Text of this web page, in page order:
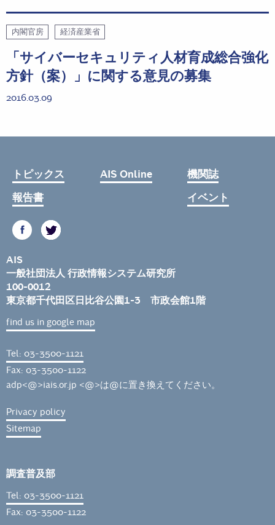
内閣官房 経済産業省
「サイバーセキュリティ人材育成総合強化
方針（案）」に関する意見の募集
2016.03.09
トピックス AIS Online
機関誌
報告書
イベント
AIS
一般社団法人 行政情報システム研究所
100-0012
東京都千代田区日比谷公園1-3 市政会館1階
find us in google map
Tel: 03-3500-1121
Fax: 03-3500-1122
adp<@>iais.or.jp <@>は@に置き換えてください。
Privacy policy
Sitemap
調査普及部
Tel: 03-3500-1121
Fax: 03-3500-1122